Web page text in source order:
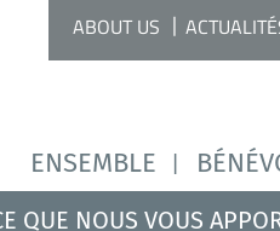
ENSEMBLE
ABOUT US
QUE NOUS VOUS